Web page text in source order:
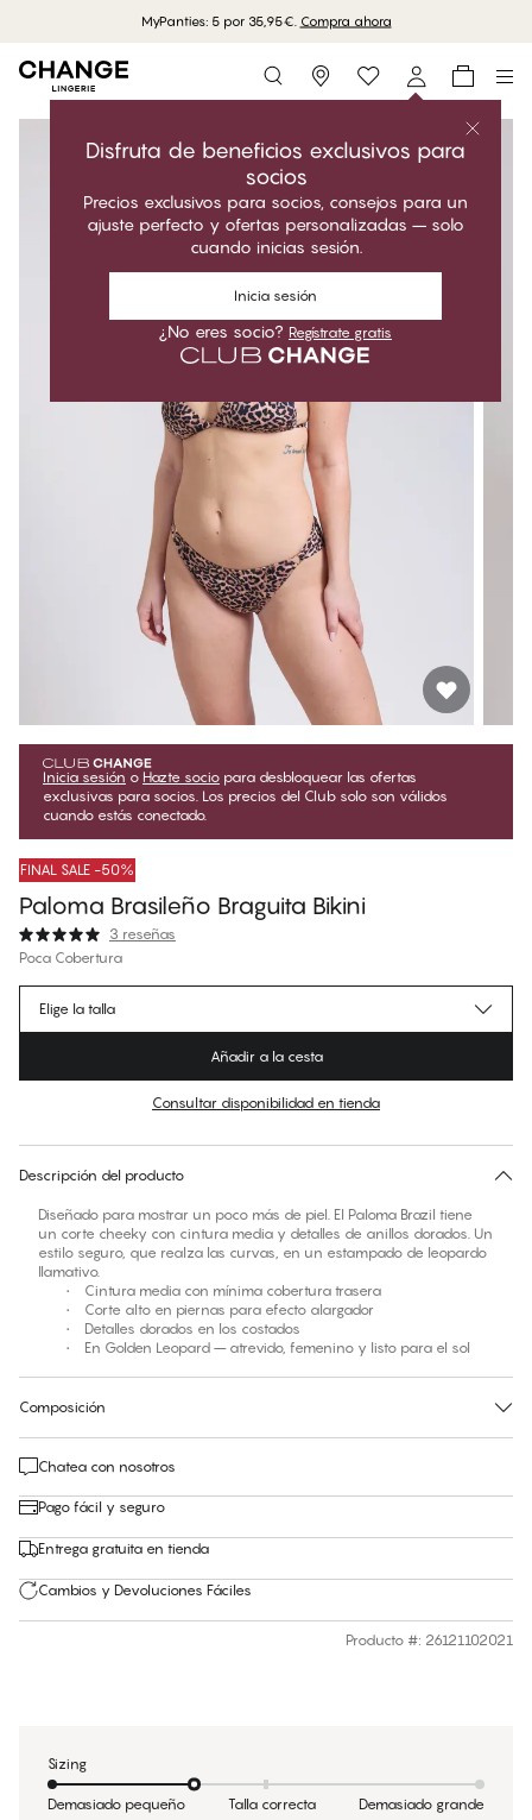
MyPanties: 5 por 35,95€. Compra ahora
Storefinder
Disfruta de beneficios exclusivos para
socios
Precios exclusivos para socios, consejos para un
ajuste perfecto y ofertas personalizadas – solo
cuando inicias sesión.
Inicia sesión
¿No eres socio? Regístrate gratis
Inicia sesión o Hazte socio para desbloquear las ofertas
exclusivas para socios. Los precios del Club solo son válidos
cuando estás conectado.
FINAL SALE -50%
Paloma Brasileño Braguita Bikini
3 reseñas
Poca Cobertura
€29.95 Precio regular
No hay talla sugerida para este artículo
Elige la talla
Añadir a la cesta
Consultar disponibilidad en tienda
Descripción del producto
Diseñado para mostrar un poco más de piel. El Paloma Brazil tiene
un corte cheeky con cintura media y detalles de anillos dorados. Un
estilo seguro, que realza las curvas, en un estampado de leopardo
llamativo.
• Cintura media con mínima cobertura trasera
• Corte alto en piernas para efecto alargador
• Detalles dorados en los costados
• En Golden Leopard – atrevido, femenino y listo para el sol
Composición
Chatea con nosotros
Pago fácil y seguro
Entrega gratuita en tienda
Cambios y Devoluciones Fáciles
Producto #: 26121102021
Sizing
Demasiado pequeño Talla correcta Demasiado grande